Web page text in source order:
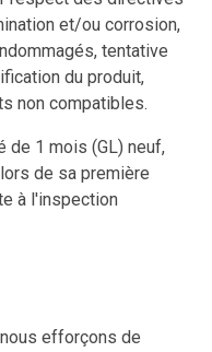
et/ou corrosion,
tentative
du produit,
non compatibles.
de 1 mois (GL) neuf,
de sa première
à l'inspection
efforçons de